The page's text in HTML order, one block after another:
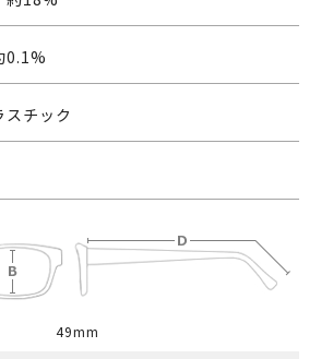
0.1%
スチック
49mm